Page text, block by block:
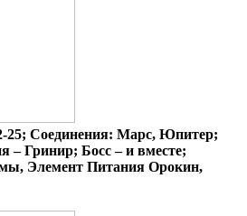
25; Соединения: Марс, Юпитер;
Гринир; Босс – и вместе;
Элемент Питания Орокин,